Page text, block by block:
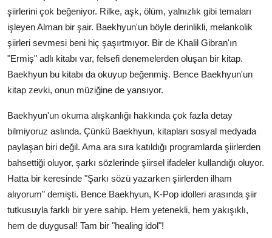
şiirlerini çok beğeniyor. Rilke, aşk, ölüm, yalnızlık gibi temaları
işleyen Alman bir şair. Baekhyun'un böyle derinlikli, melankolik
şiirleri sevmesi beni hiç şaşırtmıyor. Bir de Khalil Gibran'ın
"Ermiş" adlı kitabı var, felsefi denemelerden oluşan bir kitap.
Baekhyun bu kitabı da okuyup beğenmiş. Bence Baekhyun'un
kitap zevki, onun müziğine de yansıyor.
Baekhyun'un okuma alışkanlığı hakkında çok fazla detay
bilmiyoruz aslında. Çünkü Baekhyun, kitapları sosyal medyada
paylaşan biri değil. Ama ara sıra katıldığı programlarda şiirlerden
bahsettiği oluyor, şarkı sözlerinde şiirsel ifadeler kullandığı oluyor.
Hatta bir keresinde "Şarkı sözü yazarken şiirlerden ilham
alıyorum" demişti. Bence Baekhyun, K-Pop idolleri arasında şiir
tutkusuyla farklı bir yere sahip. Hem yetenekli, hem yakışıklı,
hem de duygusal! Tam bir "healing idol"!